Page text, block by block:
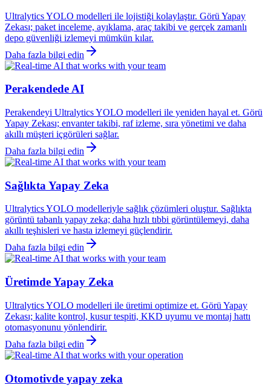
Ultralytics YOLO modelleri ile lojistiği kolaylaştır. Görü Yapay
Zekası; paket inceleme, ayıklama, araç takibi ve gerçek zamanlı
depo güvenliği izlemeyi mümkün kılar.
Daha fazla bilgi edin
Perakendede AI
Perakendeyi Ultralytics YOLO modelleri ile yeniden hayal et. Görü
Yapay Zekası; envanter takibi, raf izleme, sıra yönetimi ve daha
akıllı müşteri içgörüleri sağlar.
Daha fazla bilgi edin
Sağlıkta Yapay Zeka
Ultralytics YOLO modelleriyle sağlık çözümleri oluştur. Sağlıkta
görüntü tabanlı yapay zeka; daha hızlı tıbbi görüntülemeyi, daha
akıllı teşhisleri ve hasta izlemeyi güçlendirir.
Daha fazla bilgi edin
Üretimde Yapay Zeka
Ultralytics YOLO modelleri ile üretimi optimize et. Görü Yapay
Zekası; kalite kontrol, kusur tespiti, KKD uyumu ve montaj hattı
otomasyonunu yönlendirir.
Daha fazla bilgi edin
Otomotivde yapay zeka